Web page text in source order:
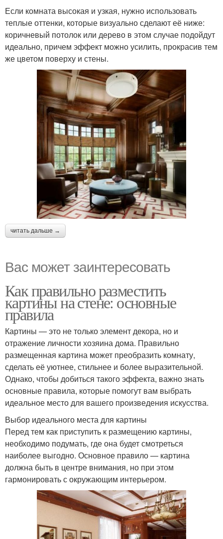
Если комната высокая и узкая, нужно использовать
теплые оттенки, которые визуально сделают её ниже:
коричневый потолок или дерево в этом случае подойдут
идеально, причем эффект можно усилить, прокрасив тем
же цветом поверху и стены.
читать дальше →
Вас может заинтересовать
Как правильно разместить
картины на стене: основные
правила
Картины — это не только элемент декора, но и
отражение личности хозяина дома. Правильно
размещенная картина может преобразить комнату,
сделать её уютнее, стильнее и более выразительной.
Однако, чтобы добиться такого эффекта, важно знать
основные правила, которые помогут вам выбрать
идеальное место для вашего произведения искусства.
Выбор идеального места для картины
Перед тем как приступить к размещению картины,
необходимо подумать, где она будет смотреться
наиболее выгодно. Основное правило — картина
должна быть в центре внимания, но при этом
гармонировать с окружающим интерьером.